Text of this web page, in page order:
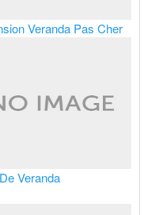
Veranda Pas Cher
Veranda